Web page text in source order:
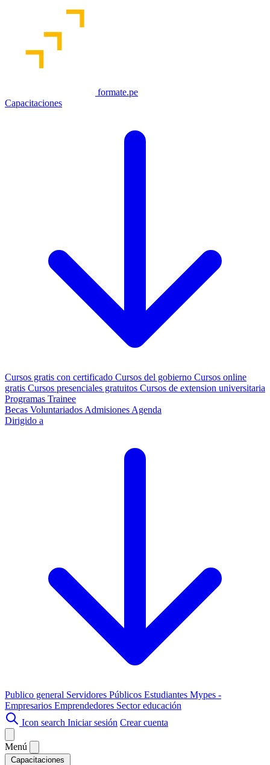
formate.pe
Capacitaciones
Cursos gratis con certificado Cursos del gobierno Cursos online
gratis Cursos presenciales gratuitos Cursos de extension universitaria
Programas Trainee
Becas Voluntariados Admisiones Agenda
Dirigido a
Publico general Servidores Públicos Estudiantes Mypes -
Empresarios Emprendedores Sector educación
Icon search Iniciar sesión Crear cuenta
Menú
Capacitaciones